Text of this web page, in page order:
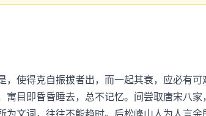
得克自振拔者出，而一起其衰，应必有可
目即昏昏睡去，总不记忆。间尝取唐宋八家
文词，往往不能趋时。后松峰山人为人言余